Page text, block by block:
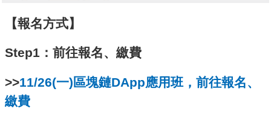
【報名方式】
Step1：前往報名、繳費
>>11/26(一)區塊鏈DApp應用班，前往報名、
繳費